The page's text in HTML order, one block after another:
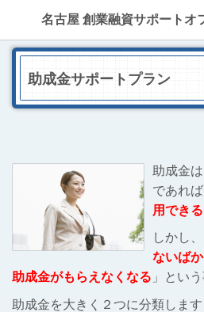
名古屋 創業融資サポートオ
助成金サポートプラン
助成金
であれば
用できる
しかし、
ないば
助成金がもらえなくなる 」とい
助成金を大きく２つに分類しま